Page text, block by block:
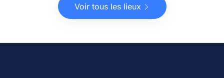
Voir tous les lieux